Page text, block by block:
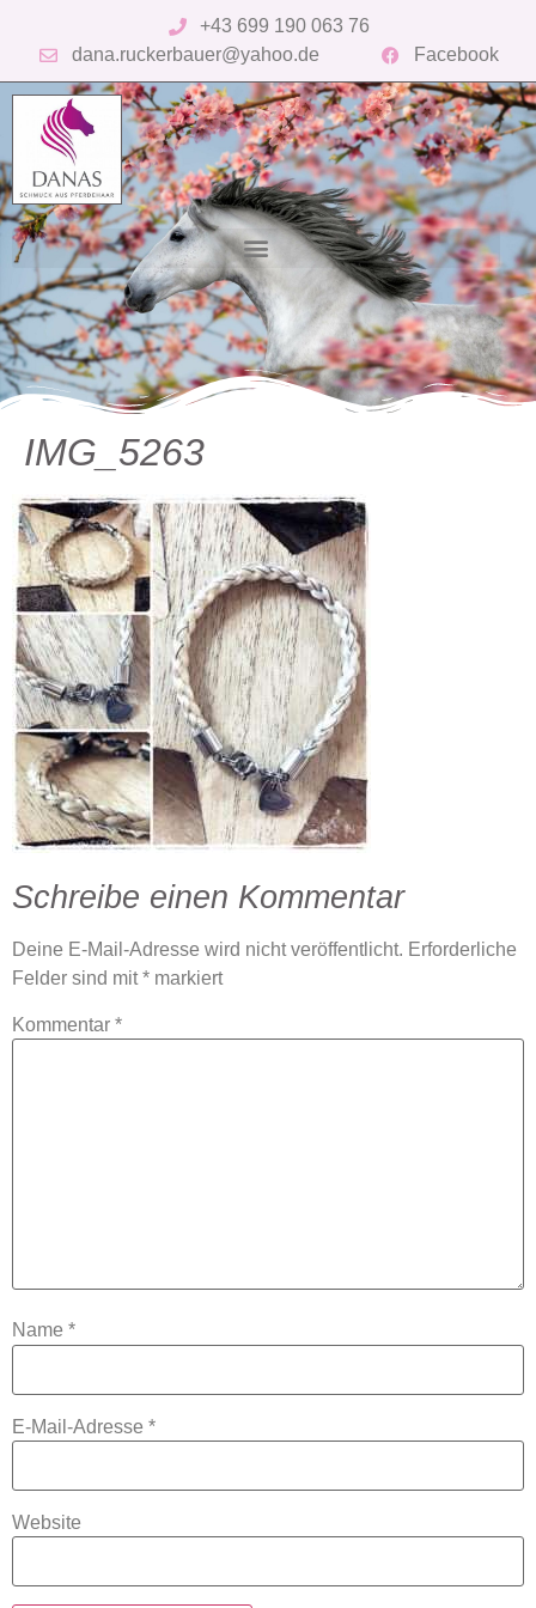
+43 699 190 063 76
dana.ruckerbauer@yahoo.de
Facebook
IMG_5263
Schreibe einen Kommentar
Deine E-Mail-Adresse wird nicht veröffentlicht. Erforderliche
Felder sind mit* markiert
Kommentar *
Name *
E-Mail-Adresse *
Website